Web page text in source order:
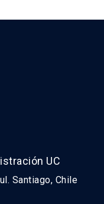
UC
Santiago, Chile